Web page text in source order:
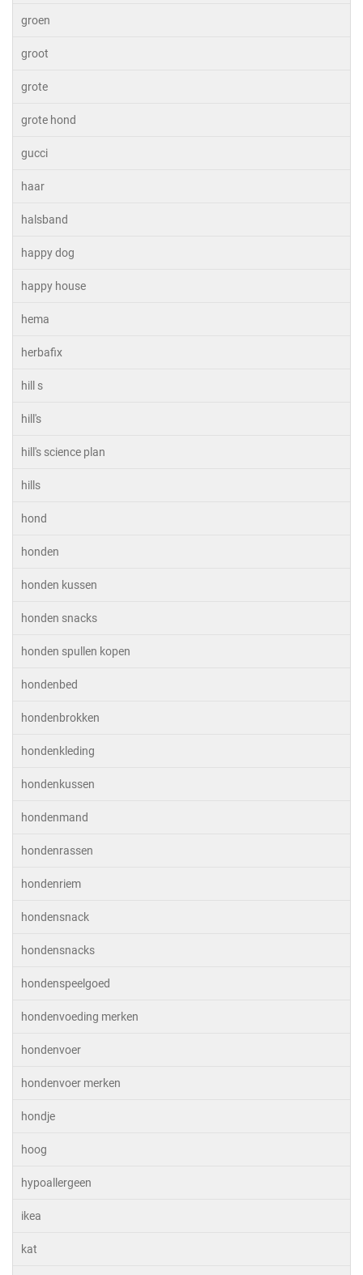
groen
groot
grote
grote hond
gucci
haar
halsband
happy dog
happy house
hema
herbafix
hill s
hill's
hill's science plan
hills
hond
honden
honden kussen
honden snacks
honden spullen kopen
hondenbed
hondenbrokken
hondenkleding
hondenkussen
hondenmand
hondenrassen
hondenriem
hondensnack
hondensnacks
hondenspeelgoed
hondenvoeding merken
hondenvoer
hondenvoer merken
hondje
hoog
hypoallergeen
ikea
kat